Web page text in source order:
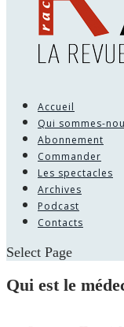
Accueil
Qui sommes-
Abonnement
Commander
Les spectacles
Archives
Podcast
Contacts
Select Page
Qui est le